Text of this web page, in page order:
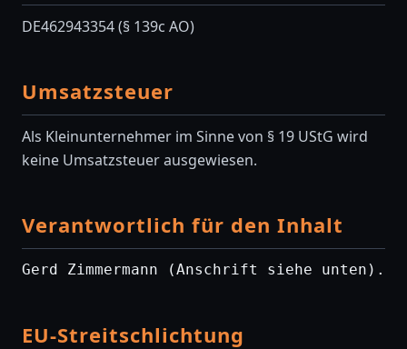
DE462943354 (§ 139c AO)
Umsatzsteuer
Als Kleinunternehmer im Sinne von § 19 UStG wird
keine Umsatzsteuer ausgewiesen.
Verantwortlich für den Inhalt
Gerd Zimmermann (Anschrift siehe unten).
EU-Streitschlichtung